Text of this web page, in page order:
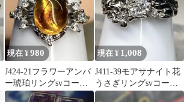
現在 ¥980
J424-21フラワーアンバ
ー琥珀リングsvコーテ
ィングフリーサイズ
現在 ¥ 1,008
J411-39モアサナイト花
うさぎリングsvコーテ
ィングフリーサイズ